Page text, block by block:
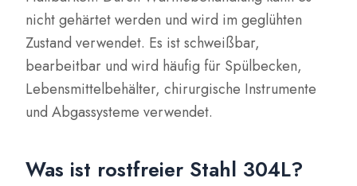
nicht gehärtet werden und wird im geglühten
Zustand verwendet. Es ist schweißbar,
bearbeitbar und wird häufig für Spülbecken,
Lebensmittelbehälter, chirurgische Instrumente
und Abgassysteme verwendet.
Was ist rostfreier Stahl 304L?